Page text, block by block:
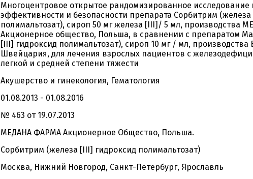
Многоцентровое открытое рандомизированное исследование
эффективности и безопасности препарата Сорбитрим
полимальтозат), сироп 50 мг железа [III]/ 5 мл, производства
Акционерное общество, Польша, в сравнении с препаратом
[III] гидроксид полимальтозат), сироп 10 мг / мл, производства
Швейцария, для лечения взрослых пациентов с
легкой и средней степени тяжести
Акушерство и гинекология, Гематология
01.08.2013 - 01.08.2016
№ 463 от 19.07.2013
МЕДАНА ФАРМА Акционерное Общество, Польша.
Сорбитрим (железа [III] гидроксид полимальтозат)
Москва, Нижний Новгород, Санкт-Петербург, Ярославль